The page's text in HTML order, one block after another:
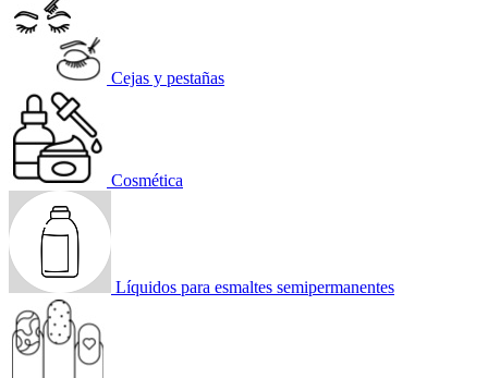
Cejas y pestañas
Cosmética
Líquidos para esmaltes semipermanentes